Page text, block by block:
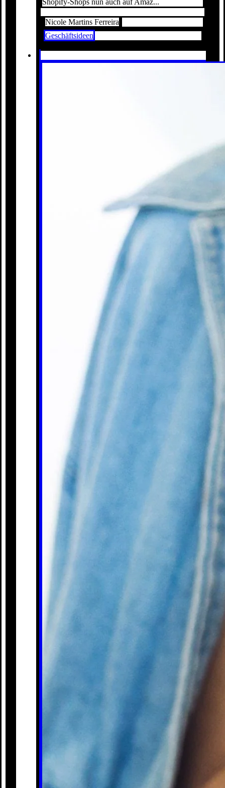
Shopify-Shops nun auch auf Amaz...
Nicole Martins Ferreira
Geschäftsideen